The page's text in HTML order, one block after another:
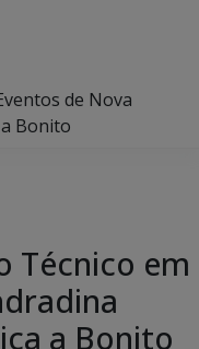
de Nova
Bonito
Técnico em
a Bonito